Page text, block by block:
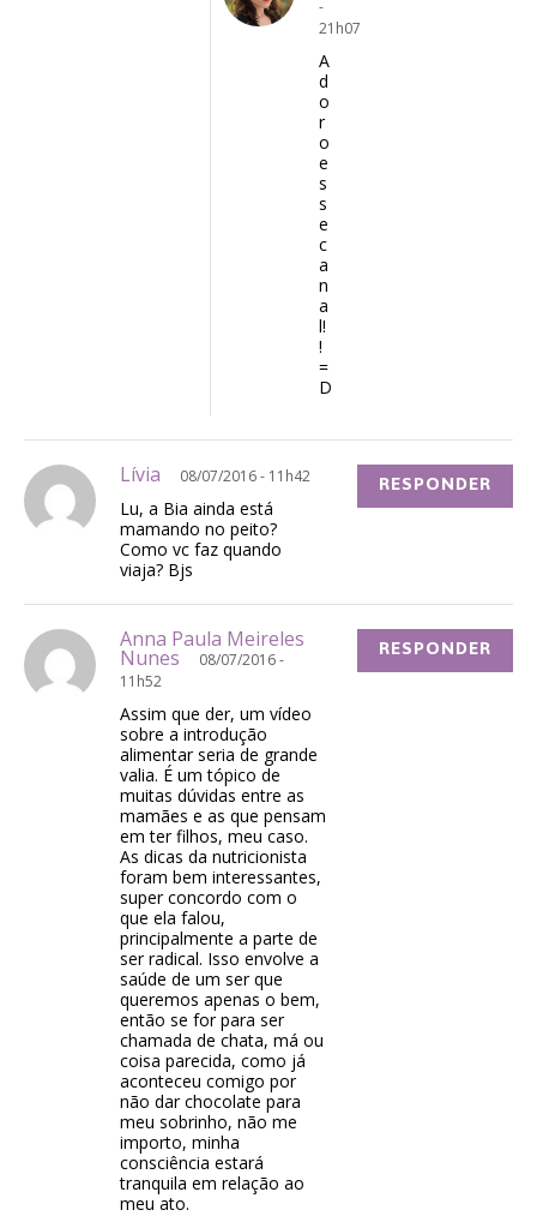
-
21h07
A
d
o
r
o
e
s
s
e
c
a
n
a
l!
!
=
D
Lívia 08/07/2016 - 11h42
Lu, a Bia ainda está
mamando no peito?
Como vc faz quando
viaja? Bjs
RESPONDER
Anna Paula Meireles
Nunes
08/07/2016 -
11h52
Assim que der, um vídeo
sobre a introdução
alimentar seria de grande
valia. É um tópico de
muitas dúvidas entre as
mamães e as que pensam
em ter filhos, meu caso.
As dicas da nutricionista
foram bem interessantes,
super concordo com o
que ela falou,
principalmente a parte de
ser radical. Isso envolve a
saúde de um ser que
queremos apenas o bem,
então se for para ser
chamada de chata, má ou
coisa parecida, como já
aconteceu comigo por
não dar chocolate para
meu sobrinho, não me
importo, minha
consciência estará
tranquila em relação ao
meu ato.
RESPONDER